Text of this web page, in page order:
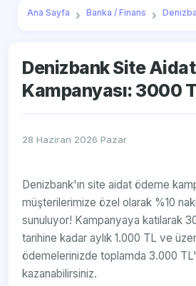
Ana Sayfa Banka / Finans
Denizbank Site
Kampanyası: 3000
28 Haziran 2026 Pazar
Denizbank'ın site aidat ödeme
müşterilerimize özel olarak %10
sunuluyor! Kampanyaya katılarak
tarihine kadar aylık 1.000 TL ve
ödemelerinizde toplamda 3.000
kazanabilirsiniz.